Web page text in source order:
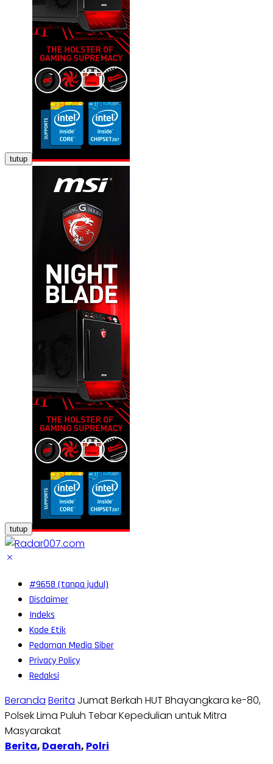
tutup
tutup
#9658 (tanpa judul)
Disclaimer
Indeks
Kode Etik
Pedoman Media Siber
Privacy Policy
Redaksi
Beranda Berita Jumat Berkah HUT Bhayangkara ke-80,
Polsek Lima Puluh Tebar Kepedulian untuk Mitra
Masyarakat
Berita, Daerah, Polri